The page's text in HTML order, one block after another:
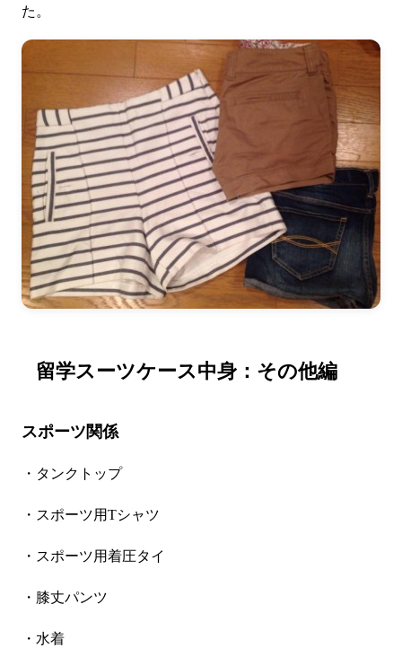
た。
留学スーツケース中身：その他編
スポーツ関係
・タンクトップ
・スポーツ用Tシャツ
・スポーツ用着圧タイ
・膝丈パンツ
・水着